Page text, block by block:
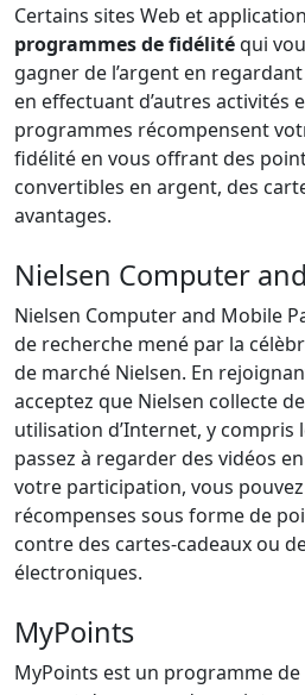
Certains sites Web et
programmes de fidélitéqui
gagner de l’argent en
en effectuant d’autres activités
programmes récompensent
fidélité en vous offrant des
convertibles en argent, des
avantages.
Nielsen Computer
Nielsen Computer and Mobile
de recherche mené par la
de marché Nielsen. En
acceptez que Nielsen collecte
utilisation d’Internet, y compris
passez à regarder des vidéos
votre participation, vous
récompenses sous forme de
contre des cartes-cadeaux ou
électroniques.
MyPoints
MyPoints est un programme